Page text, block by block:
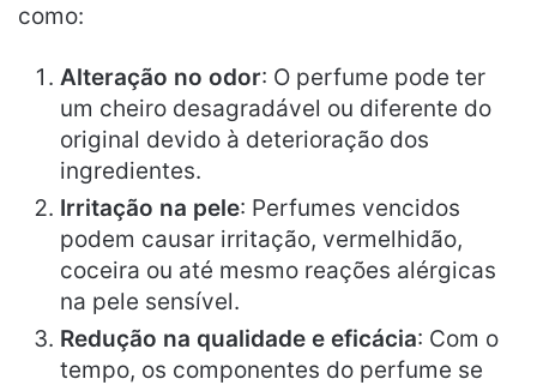
como:
Alteração no odor: O perfume pode ter
um cheiro desagradável ou diferente do
original devido à deterioração dos
ingredientes.
Irritação na pele: Perfumes vencidos
podem causar irritação, vermelhidão,
coceira ou até mesmo reações alérgicas
na pele sensível.
Redução na qualidade e eficácia: Com o
tempo, os componentes do perfume se